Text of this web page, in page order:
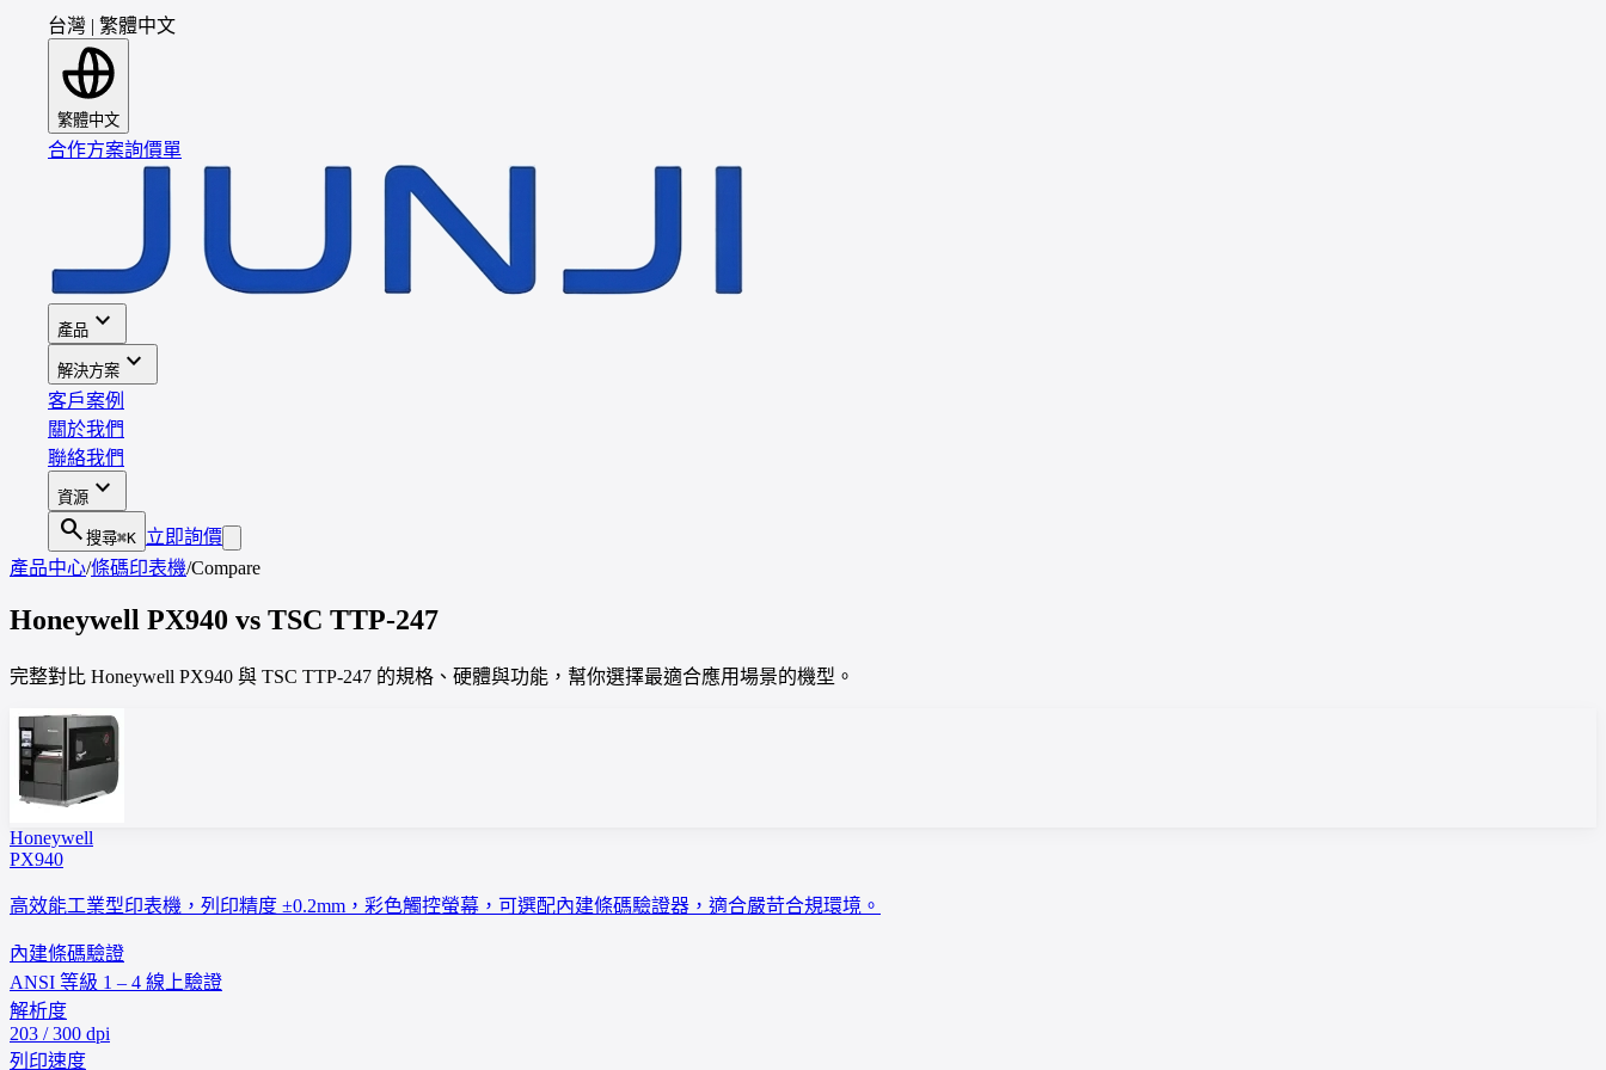
台灣 | 繁體中文
繁體中文
合作方案詢價單
產品 expand_more
解決方案 expand_more
客戶案例
關於我們
聯絡我們
資源 expand_more
search 搜尋⌘K 立即詢價
產品中心/條碼印表機/Compare
Honeywell PX940 vs TSC TTP-247
完整對比 Honeywell PX940 與 TSC TTP-247 的規格、硬體與功能，幫你選擇最適合應用場景的機型。
Honeywell
PX940
高效能工業型印表機，列印精度 ±0.2mm，彩色觸控螢幕，可選配內建條碼驗證器，適合嚴苛合規環境。
內建條碼驗證
ANSI 等級 1 – 4 線上驗證
解析度
203 / 300 dpi
列印速度